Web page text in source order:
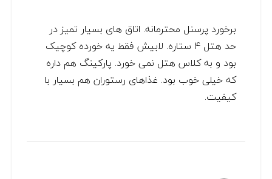
برخورد پرسنل محترمانه. اتاق های بسیار تمیز در
حد هتل ۴ ستاره. لابیش فقط یه خورده کوچیک
بود و به کلاس هتل نمی خورد. پارکینگ هم داره
که خیلی خوب بود. غذاهای رستوران هم بسیار با
کیفیت.